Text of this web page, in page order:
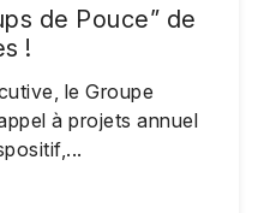
de Pouce” de
!
le Groupe
à projets annuel